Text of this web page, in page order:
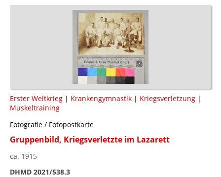
Erster Weltkrieg | Krankengymnastik | Kriegsverletzung |
Muskeltraining
Fotografie / Fotopostkarte
Gruppenbild, Kriegsverletzte im Lazarett
ca. 1915
DHMD 2021/538.3